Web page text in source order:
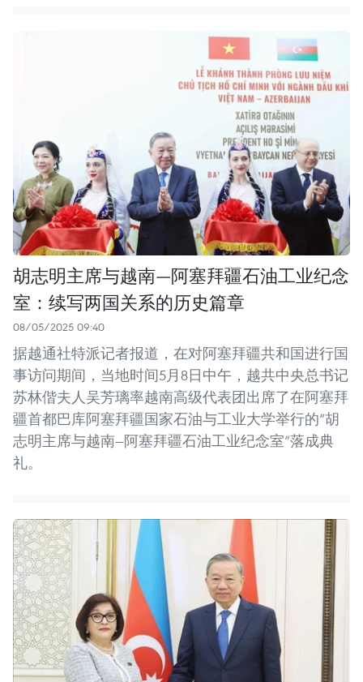
胡志明主席与越南—阿塞拜疆石油工业纪念
室：续写两国关系的历史篇章
08/05/2025 09:40
据越通社特派记者报道，在对阿塞拜疆共和国进行国
事访问期间，当地时间5月8日中午，越共中央总书记
苏林偕夫人吴芳璃率越南高级代表团出席了在阿塞拜
疆首都巴库阿塞拜疆国家石油与工业大学举行的“胡
志明主席与越南—阿塞拜疆石油工业纪念室”落成典
礼。